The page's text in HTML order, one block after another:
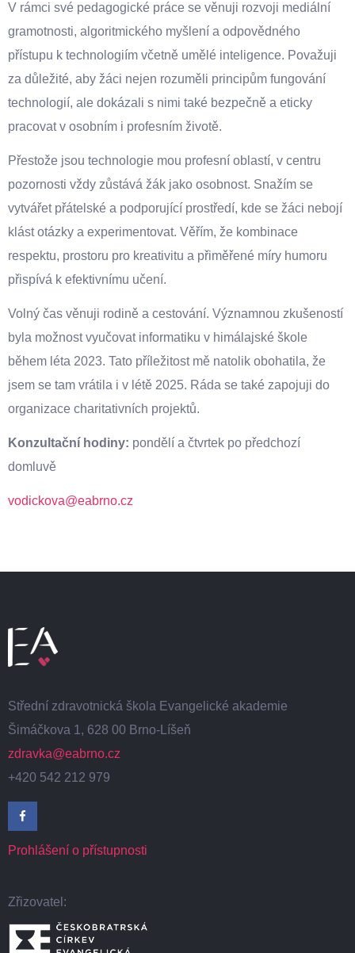
V rámci své pedagogické práce se věnuji rozvoji mediální
gramotnosti, algoritmického myšlení a odpovědného
přístupu k technologiím včetně umělé inteligence. Považuji
za důležité, aby žáci nejen rozuměli principům fungování
technologií, ale dokázali s nimi také bezpečně a eticky
pracovat v osobním i profesním životě.
Přestože jsou technologie mou profesní oblastí, v centru
pozornosti vždy zůstává žák jako osobnost. Snažím se
vytvářet přátelské a podporující prostředí, kde se žáci nebojí
klást otázky a experimentovat. Věřím, že kombinace
respektu, prostoru pro kreativitu a přiměřené míry humoru
přispívá k efektivnímu učení.
Volný čas věnuji rodině a cestování. Významnou zkušeností
byla možnost vyučovat informatiku v himálajské škole
během léta 2023. Tato příležitost mě natolik obohatila, že
jsem se tam vrátila i v létě 2025. Ráda se také zapojuji do
organizace charitativních projektů.
Konzultační hodiny: pondělí a čtvrtek po předchozí
domluvě
vodickova@eabrno.cz
Střední zdravotnická škola Evangelické akademie
Šimáčkova 1, 628 00 Brno-Líšeň
zdravka@eabrno.cz
+420 542 212 979
Prohlášení o přístupnosti
Zřizovatel: